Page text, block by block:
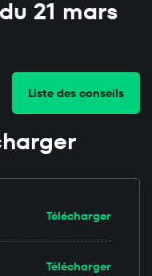
21 mars
Liste des conseils
Télécharger
Télécharger